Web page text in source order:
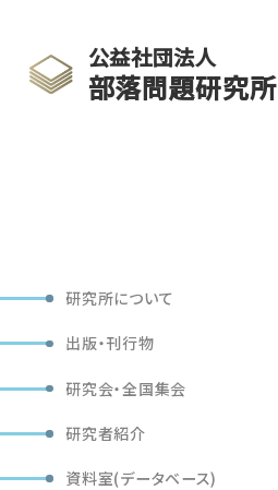
公益社団法人
部落問題研究所
研究所について
出版・刊行物
研究会・全国集会
研究者紹介
資料室(データベース)